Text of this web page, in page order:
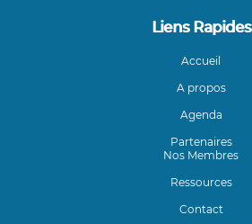
Liens Rapides
Accueil
A propos
Agenda
Partenaires
Nos Membres
Ressources
Contact